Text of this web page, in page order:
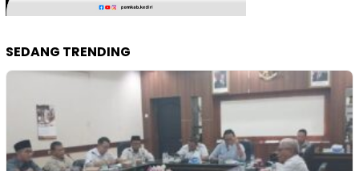
SEDANG TRENDING